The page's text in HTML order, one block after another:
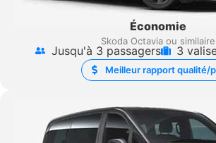
Économie
Skoda Octavia ou similaire
Jusqu'à 3 passagers 3
Meilleur rapport qualité/